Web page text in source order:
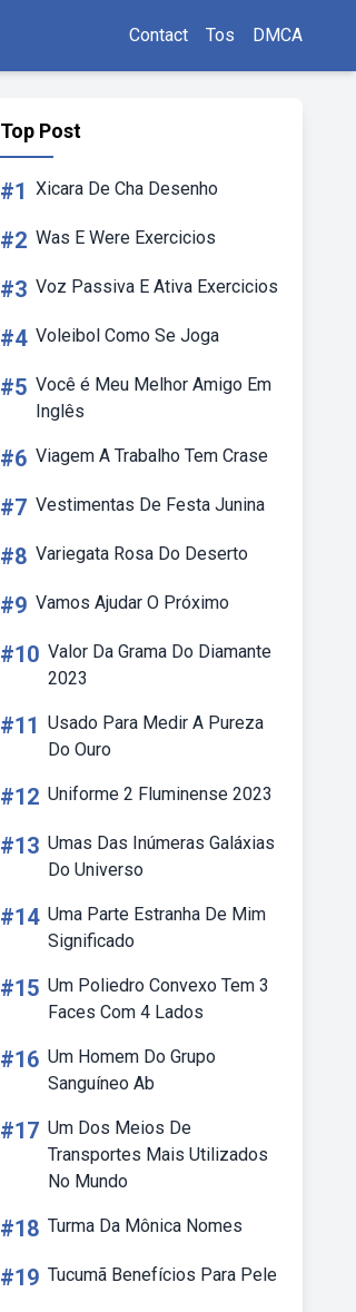
Contact Tos DMCA
Top Post
#1 Xicara De Cha Desenho
#2 Was E Were Exercicios
#3 Voz Passiva E Ativa Exercicios
#4 Voleibol Como Se Joga
#5 Você é Meu Melhor Amigo Em
Inglês
#6 Viagem A Trabalho Tem Crase
#7 Vestimentas De Festa Junina
#8 Variegata Rosa Do Deserto
#9 Vamos Ajudar O Próximo
#10 Valor Da Grama Do Diamante
2023
#11 Usado Para Medir A Pureza
Do Ouro
#12 Uniforme 2 Fluminense 2023
#13 Umas Das Inúmeras Galáxias
Do Universo
#14 Uma Parte Estranha De Mim
Significado
#15 Um Poliedro Convexo Tem 3
Faces Com 4 Lados
#16 Um Homem Do Grupo
Sanguíneo Ab
#17 Um Dos Meios De
Transportes Mais Utilizados
No Mundo
#18 Turma Da Mônica Nomes
#19 Tucumã Benefícios Para Pele